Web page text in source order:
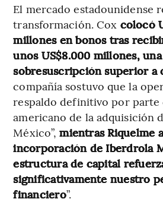
El mercado estadounidense
transformación. Cox colocó
millones en bonos tras
unos US$8.000 millones, una
sobresuscripción superior a
compañía sostuvo que la
respaldo definitivo por parte
americano de la adquisición
México”,mientras Riquelme
incorporación de Iberdrola
estructura de capital
significativamente nuestro
financiero”.